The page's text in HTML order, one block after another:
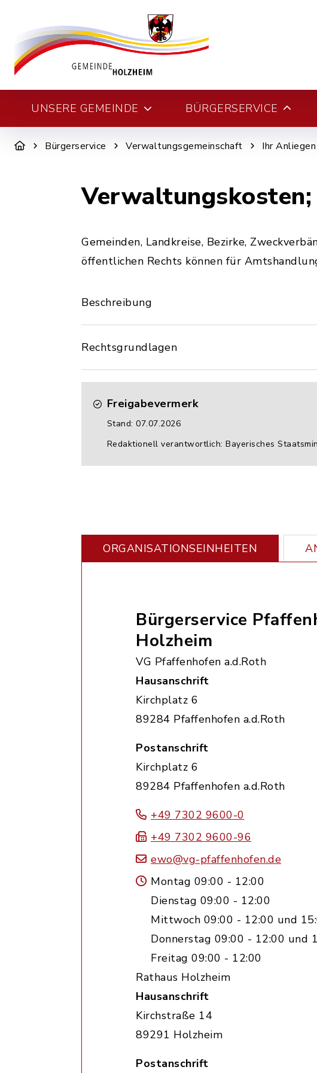
UNSERE GEMEINDE BÜRGERSERVICE
Bürgerservice Verwaltungsgemeinschaft Ihr Anliegen
Gemeinden, Landkreise, Bezirke,
öffentlichen Rechts können für
Beschreibung
Rechtsgrundlagen
Freigabevermerk
Stand: 07.07.2026
Redaktionell verantwortlich: Bayerisches
ORGANISATIONS­EINHEITEN
Bürgerservice
Holzheim
VG Pfaffenhofen a.d.Roth
Hausanschrift
Kirchplatz 6
89284 Pfaffenhofen a.d.Roth
Postanschrift
Kirchplatz 6
89284 Pfaffenhofen a.d.Roth
+49 7302 9600-0
+49 7302 9600-96
ewo@vg-pfaffenhofen.de
Montag 09:00 - 12:00
Dienstag 09:00 - 12:00
Mittwoch 09:00 - 12:00 und
Donnerstag 09:00 - 12:00 und
Freitag 09:00 - 12:00
Rathaus Holzheim
Hausanschrift
Kirchstraße 14
89291 Holzheim
Postanschrift